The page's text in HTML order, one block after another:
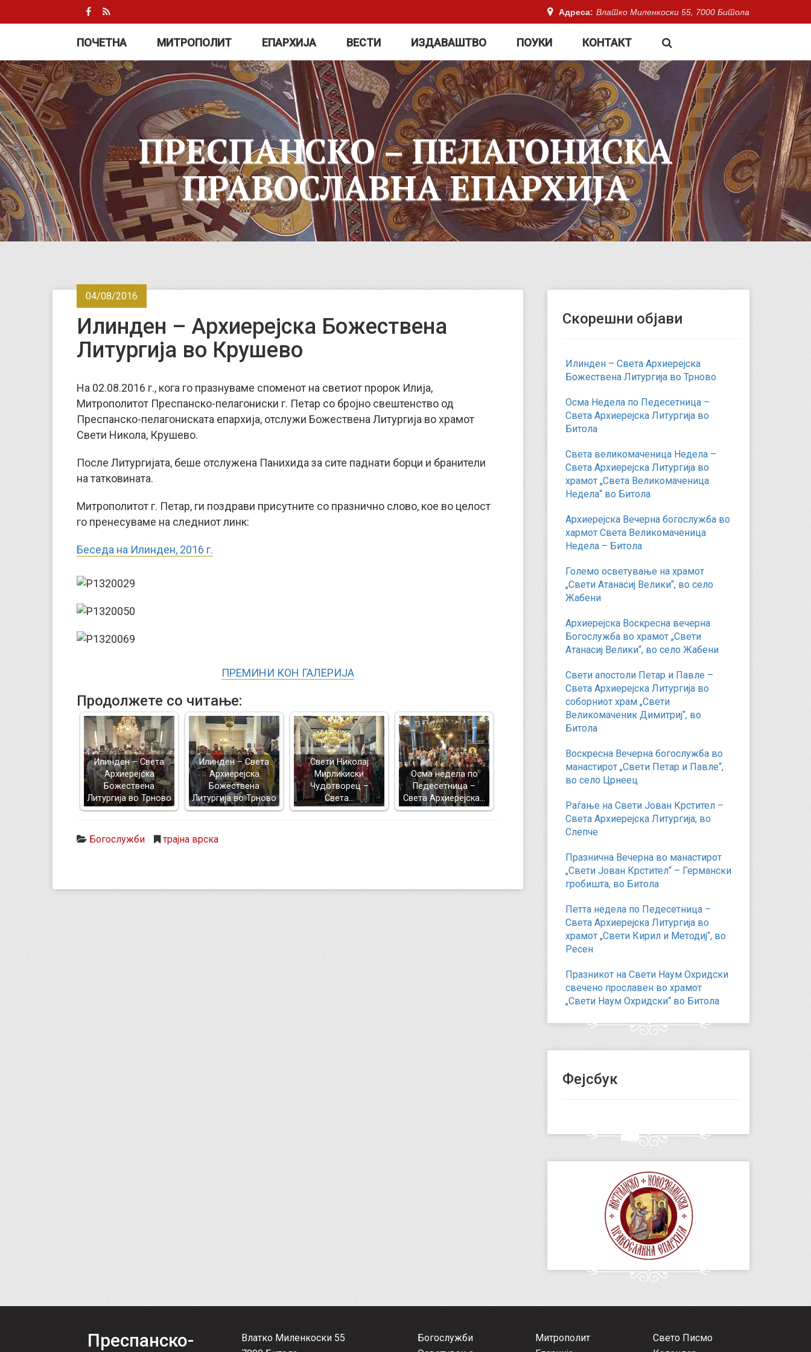
Адреса: Влатко Миленкоски 55, 7000 Битола
ПОЧЕТНА МИТРОПОЛИТ ЕПАРХИЈА ВЕСТИ ИЗДАВАШТВО ПОУКИ КОНТАКТ
ПРЕСПАНСКО – ПЕЛАГОНИСКА
ПРАВОСЛАВНА ЕПАРХИЈА
04/08/2016
Илинден – Архиерејска Божествена
Литургија во Крушево
На 02.08.2016 г., кога го празнуваме споменот на светиот пророк Илија,
Митрополитот Преспанско-пелагониски г. Петар со бројно свештенство од
Преспанско-пелагониската епархија, отслужи Божествена Литургија во храмот
Свети Никола, Крушево.
После Литургијата, беше отслужена Панихида за сите паднати борци и бранители
на татковината.
Митрополитот г. Петар, ги поздрави присутните со празнично слово, кое во целост
го пренесуваме на следниот линк:
Беседа на Илинден, 2016 г.
ПРЕМИНИ КОН ГАЛЕРИЈА
Продолжете со читање:
Илинден – Света
Архиерејска
Божествена
Литургија во Трново
Илинден – Света
Архиерејска
Божествена
Литургија во Трново
Свети Николај
Мирликиски
Чудотворец –
Света…
Осма недела по
Педесетница –
Света Архиерејска…
Богослужби трајна врска
Скорешни објави
Илинден – Света Архиерејска
Божествена Литургија во Трново
Осма Недела по Педесетница –
Света Архиерејска Литургија во
Битола
Света великомаченица Недела –
Света Архиерејска Литургија во
храмот „Света Великомаченица
Недела“ во Битола
Архиерејска Вечерна богослужба во
хармот Света Великомаченица
Недела – Битола
Големо осветување на храмот
„Свети Атанасиј Велики“, во село
Жабени
Архиерејска Воскресна вечерна
Богослужба во храмот „Свети
Атанасиј Велики“, во село Жабени
Свети апостоли Петар и Павле –
Света Архиерејска Литургија во
соборниот храм „Свети
Великомаченик Димитриј“, во
Битола
Воскресна Вечерна богослужба во
манастирот „Свети Петар и Павле“,
во село Црнеец
Раѓање на Свети Јован Крстител –
Света Архиерејска Литургија, во
Слепче
Празнична Вечерна во манастирот
„Свети Јован Крстител“ – Германски
гробишта, во Битола
Петта недела по Педесетница –
Света Архиерејска Литургија во
храмот „Свети Кирил и Методиј“, во
Ресен
Празникот на Свети Наум Охридски
свечено прославен во храмот
„Свети Наум Охридски“ во Битола
Фејсбук
Преспанско-
Влатко Миленкоски 55
Богослужби
Митрополит
Свето Писмо